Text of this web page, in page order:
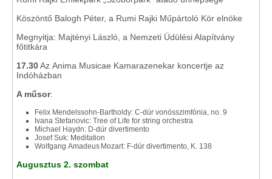
Köszöntő Balogh Péter, a Rumi Rajki Műpártoló Kör elnöke
Megnyitja: Majtényi László, a Nemzeti Üdülési Alapítvány
főtitkára
17.30Az Anima Musicae Kamarazenekar koncertje az
Indóházban
A műsor:
Felix Mendelssohn-Bartholdy: C-dúr vonósszimfónia, no. 9
Ivana Stefanovic: Tree of Life for string orchestra
Michael Haydn: D-dúr divertimento
Josef Suk: Meditation
Wolfgang Amadeus Mozart: F-dúr divertimento, K. 138
Augusztus 2. szombat